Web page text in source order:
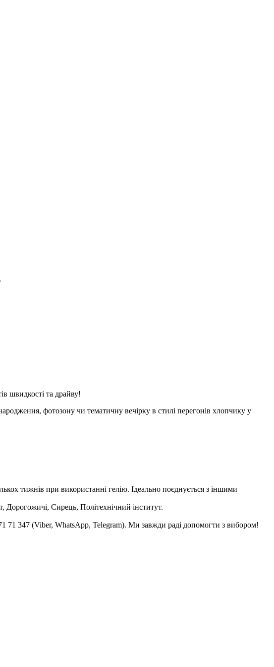
швидкості та драйву!
фотозону чи тематичну вечірку в стилі перегонів хлопчику у
тижнів при використанні гелію. Ідеально поєднується з іншими
Сирець, Політехнічний інститут.
71 347 (Viber, WhatsApp, Telegram). Ми завжди раді допомогти з вибором!